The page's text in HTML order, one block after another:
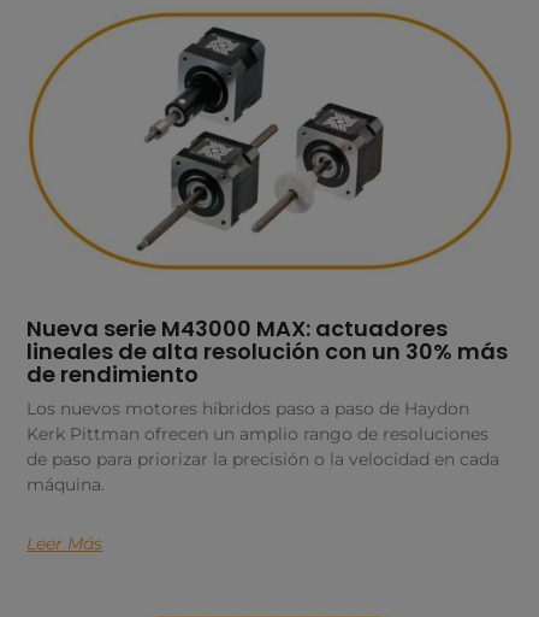
Nueva serie M43000 MAX: actuadores
lineales de alta resolución con un 30% más
de rendimiento
Los nuevos motores híbridos paso a paso de Haydon
Kerk Pittman ofrecen un amplio rango de resoluciones
de paso para priorizar la precisión o la velocidad en cada
máquina.
Leer Más